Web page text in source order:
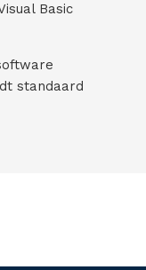
Basic
standaard